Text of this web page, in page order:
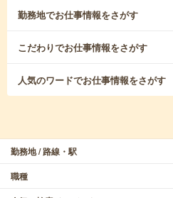
勤務地でお仕事情報をさがす
こだわりでお仕事情報をさがす
人気のワードでお仕事情報をさがす
勤務地 / 路線・駅
職種